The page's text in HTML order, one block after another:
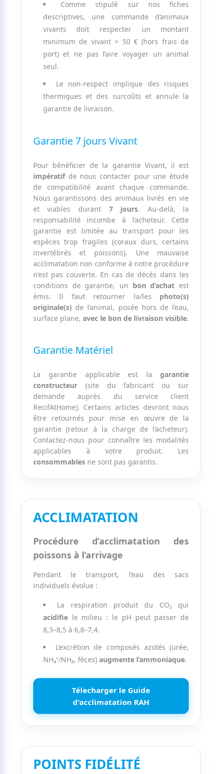
Comme stipulé sur nos fiches
descriptives, une commande d’animaux
vivants doit respecter un montant
minimum de vivant > 50 € (hors frais de
port) et ne pas faire voyager un animal
seul.
Le non-respect implique des risques
thermiques et des surcoûts et annule la
garantie de livraison.
Garantie 7 jours Vivant
Pour bénéficier de la garantie Vivant, il est
impératifde nous contacter pour une étude
de compatibilité avant chaque commande.
Nous garantissons des animaux livrés en vie
et viables durant 7 jours. Au-delà, la
responsabilité incombe à l’acheteur. Cette
garantie est limitée au transport pour les
espèces trop fragiles (coraux durs, certains
invertébrés et poissons). Une mauvaise
acclimatation non conforme à notre procédure
n’est pas couverte. En cas de décès dans les
conditions de garantie, un bon d’achat est
émis. Il faut retourner la/les photo(s)
originale(s) de l’animal, posée hors de l’eau,
surface plane, avec le bon de livraison visible.
Garantie Matériel
La garantie applicable est lagarantie
constructeur(site du fabricant ou sur
demande auprès du service client
RecifAtHome). Certains articles devront nous
être retournés pour mise en œuvre de la
garantie (retour à la charge de l’acheteur).
Contactez-nous pour connaître les modalités
applicables à votre produit. Les
consommablesne sont pas garantis.
ACCLIMATATION
Procédure d’acclimatation des
poissons à l’arrivage
Pendant le transport, l’eau des sacs
individuels évolue :
La respiration produit du CO₂ qui
acidifiele milieu : le pH peut passer de
8,3–8,5 à 6,8–7,4.
L’excrétion de composés azotés (urée,
NH₄⁺/NH₃, fèces) augmente l’ammoniaque.
Télecharger le Guide
d'acclimatation RAH
POINTS FIDÉLITÉ